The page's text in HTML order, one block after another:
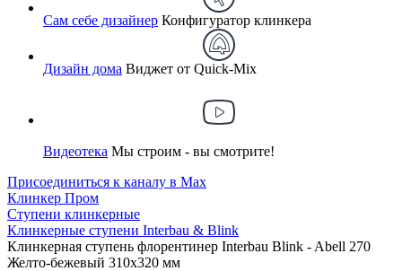
Сам себе дизайнер Конфигуратор клинкера
Дизайн дома Виджет от Quick-Mix
Видеотека Мы строим - вы смотрите!
Присоединиться к каналу в Max
Клинкер Пром
Ступени клинкерные
Клинкерные ступени Interbau & Blink
Клинкерная ступень флорентинер Interbau Blink - Abell 270
Желто-бежевый 310x320 мм